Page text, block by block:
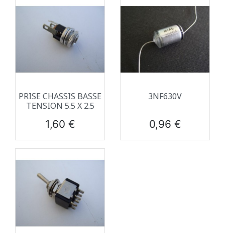
PRISE CHASSIS BASSE
TENSION 5.5 X 2.5
Prix
1,60 €
3NF630V
Prix
0,96 €